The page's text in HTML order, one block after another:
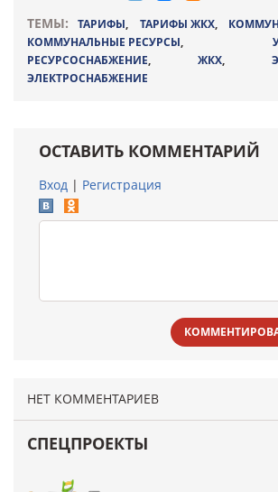
ТЕМЫ:
ТАРИФЫ, ТАРИФЫ ЖКХ,
КОММУНАЛЬНЫЕ РЕСУРСЫ,
РЕСУРСОСНАБЖЕНИЕ, ЖКХ,
ЭЛЕКТРОСНАБЖЕНИЕ
ОСТАВИТЬ КОММЕНТАРИЙ
Вход | Регистрация
НЕТ КОММЕНТАРИЕВ
СПЕЦПРОЕКТЫ